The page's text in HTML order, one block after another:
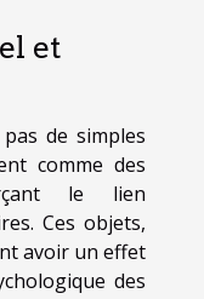
et
de simples
comme des
le lien
Ces objets,
avoir un effet
des